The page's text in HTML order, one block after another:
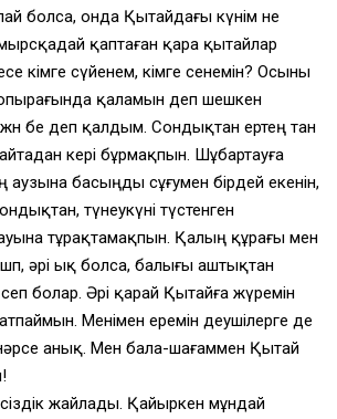
болса, онда Қытайдағы күнім не
қаптаған қара қытайлар
кімге сүйенем, кімге сенемін? Осыны
қаламын деп шешкен
бе деп қалдым. Сондықтан ертең тан
кері бұрмақпын. Шұбартауға
аузына басыңды сұғумен бірдей екенін,
түнеукүні түстенген
тұрақтамақпын. Қалың құрағы мен
әрі ық болса, балығы аштықтан
болар. Әрі қарай Қытайға жүремін
Менімен еремін деушілерге де
анық. Мен бала-шағаммен Қытай
жайлады. Қайыркен мұндай